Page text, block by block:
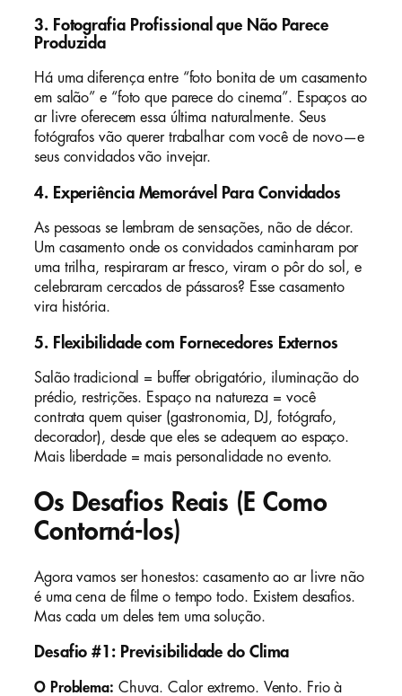
3. Fotografia Profissional que Não Parece
Produzida
Há uma diferença entre “foto bonita de um casamento
em salão” e “foto que parece do cinema”. Espaços ao
ar livre oferecem essa última naturalmente. Seus
fotógrafos vão querer trabalhar com você de novo—e
seus convidados vão invejar.
4. Experiência Memorável Para Convidados
As pessoas se lembram de sensações, não de décor.
Um casamento onde os convidados caminharam por
uma trilha, respiraram ar fresco, viram o pôr do sol, e
celebraram cercados de pássaros? Esse casamento
vira história.
5. Flexibilidade com Fornecedores Externos
Salão tradicional = buffer obrigatório, iluminação do
prédio, restrições. Espaço na natureza = você
contrata quem quiser (gastronomia, DJ, fotógrafo,
decorador), desde que eles se adequem ao espaço.
Mais liberdade = mais personalidade no evento.
Os Desafios Reais (E Como
Contorná-los)
Agora vamos ser honestos: casamento ao ar livre não
é uma cena de filme o tempo todo. Existem desafios.
Mas cada um deles tem uma solução.
Desafio #1: Previsibilidade do Clima
O Problema: Chuva. Calor extremo. Vento. Frio à